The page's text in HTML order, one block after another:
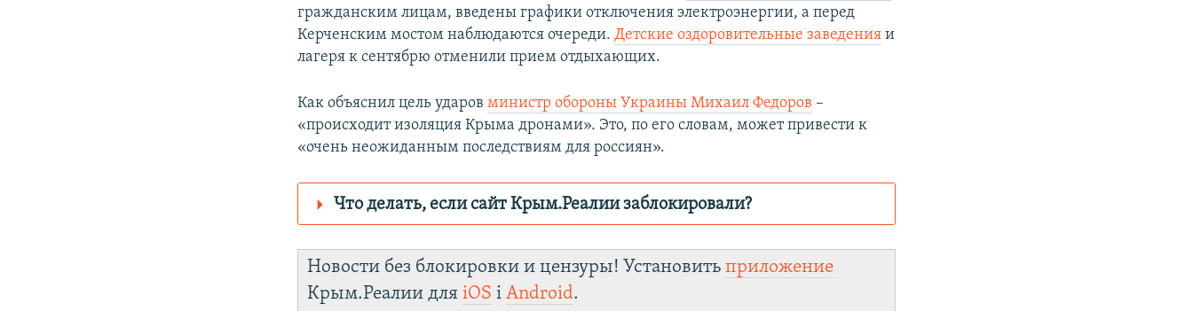
гражданским лицам, введены графики отключения электроэнергии, а перед
Керченским мостом наблюдаются очереди.Детские оздоровительные заведения и
лагеря к сентябрю отменили прием отдыхающих.
Как объяснил цель ударовминистр обороны Украины Михаил Федоров –
«происходит изоляция Крыма дронами». Это, по его словам, может привести к
«очень неожиданным последствиям для россиян».
Что делать, если сайт Крым.Реалии заблокировали?
https://smarturl.click/zYdJA
Telegram
Instagram
Viber Крым.Реалии
Новости без блокировки и цензуры! Установитьприложение
Крым.Реалии дляiOS іAndroid.